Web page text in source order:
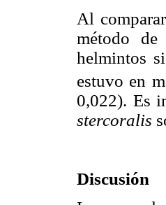
Al
método
helmintos
estuvo en
0,022). Es
stercoralis
Discusión